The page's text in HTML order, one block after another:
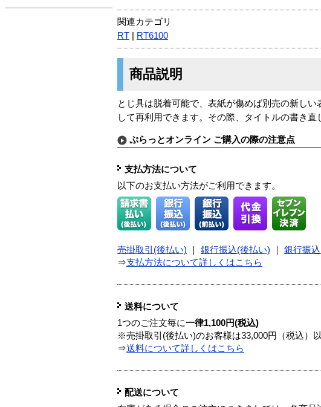
関連カテゴリ
RT
RT6100
商品説明
とじ具は脱着可能で、表紙が傷めば別売の新し
して再利用できます。その際、タイトルの書き直
ぷらっとオンライン ご購入の際の注意点
支払方法について
以下のお支払い方法がご利用できます。
売掛取引(後払い) 銀行振込(後払い) 銀行振
⇒支払方法について詳しくはこちら
送料について
1つのご注文毎に一律1,100円(税込)
※売掛取引(後払い)のお客様は33,000円（税込）
⇒送料について詳しくはこちら
配送について